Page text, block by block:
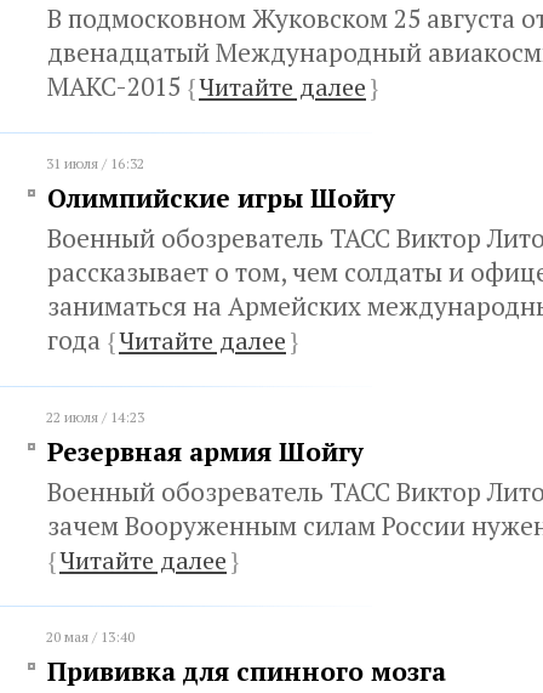
В подмосковном Жуковском 25 августа
двенадцатый Международный
МАКС-2015 {Читайте далее}
31 июля / 16:32
Олимпийские игры Шойгу
Военный обозреватель ТАСС Виктор
рассказывает о том, чем солдаты и
заниматься на Армейских
года {Читайте далее}
22 июля / 14:23
Резервная армия Шойгу
Военный обозреватель ТАСС Виктор
зачем Вооруженным силам России
{Читайте далее}
20 мая / 13:40
Прививка для спинного мозга